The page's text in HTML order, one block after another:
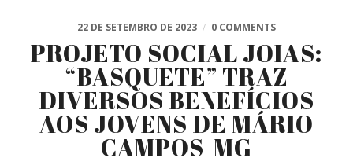
22 DE SETEMBRO DE 2023 / 0 COMMENTS
PROJETO SOCIAL JOIAS:
“BASQUETE” TRAZ
DIVERSOS BENEFÍCIOS
AOS JOVENS DE MÁRIO
CAMPOS-MG